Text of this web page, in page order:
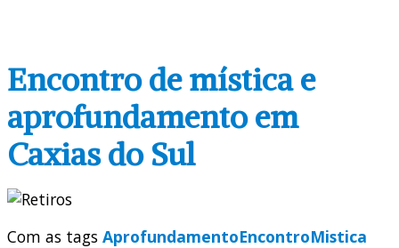
Encontro de mística e
aprofundamento em
Caxias do Sul
Com as tags AprofundamentoEncontroMistica